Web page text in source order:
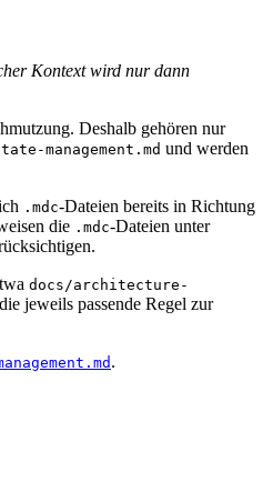
Kontext wird nur dann
Deshalb gehören nur
management.md und werden
.mdc-Dateien bereits in Richtung
die .mdc-Dateien unter
docs/architecture-
jeweils passende Regel zur
.